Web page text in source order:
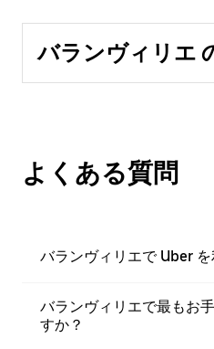
バランヴィリエ
よくある質問
バランヴィリエで Uber
バランヴィリエで最もお
すか？